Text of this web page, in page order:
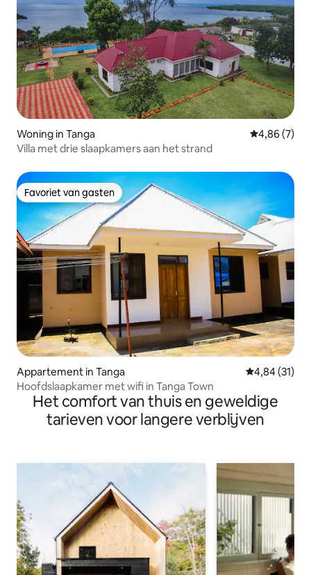
Woning in Tanga Gemiddelde
4,86 (7)
Villa met drie slaapkamers aan het strand
Favoriet van gasten
Favoriet van gasten
Appartement in Tanga Gemiddelde
4,84 (31)
Hoofdslaapkamer met wifi in Tanga Town
Het comfort van thuis en geweldige
tarieven voor langere verblijven